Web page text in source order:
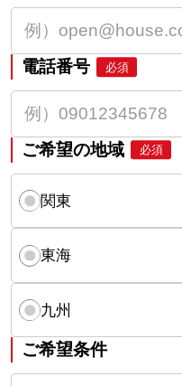
電話番号 必須
ご希望の地域 必須
関東
東海
九州
ご希望条件